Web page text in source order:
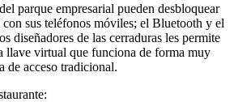
parque empresarial pueden desbloquear
con sus teléfonos móviles; el Bluetooth y el
diseñadores de las cerraduras les permite
llave virtual que funciona de forma muy
de acceso tradicional.